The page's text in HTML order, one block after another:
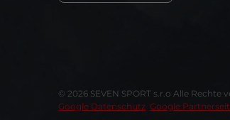
© 2026 SEVEN SPORT s.r.o Alle Rechte
Google Datenschutz Google